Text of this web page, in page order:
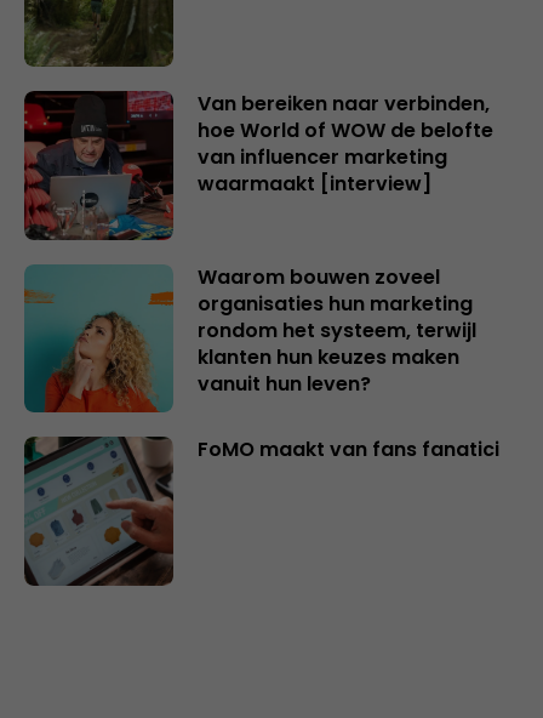
Van bereiken naar verbinden,
hoe World of WOW de belofte
van influencer marketing
waarmaakt [interview]
Waarom bouwen zoveel
organisaties hun marketing
rondom het systeem, terwijl
klanten hun keuzes maken
vanuit hun leven?
FoMO maakt van fans fanatici